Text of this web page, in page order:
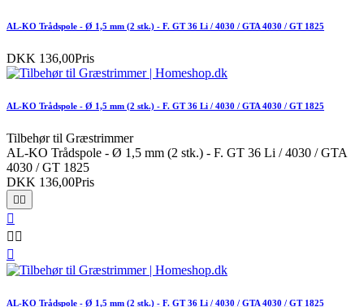
AL-KO Trådspole - Ø 1,5 mm (2 stk.) - F. GT 36 Li / 4030 / GTA 4030 / GT 1825
DKK 136,00Pris
AL-KO Trådspole - Ø 1,5 mm (2 stk.) - F. GT 36 Li / 4030 / GTA 4030 / GT 1825
Tilbehør til Græstrimmer
AL-KO Trådspole - Ø 1,5 mm (2 stk.) - F. GT 36 Li / 4030 / GTA
4030 / GT 1825
DKK 136,00Pris
 

 

AL-KO Trådspole - Ø 1,5 mm (2 stk.) - F. GT 36 Li / 4030 / GTA 4030 / GT 1825